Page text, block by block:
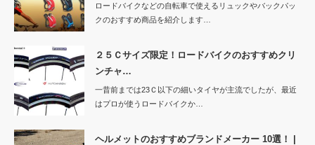
ロードバイクなどの自転車で使えるリュックやバックパッ
クのおすすめ商品を紹介します…
２５Ｃサイズ限定！ロードバイクのおすすめクリ
ンチャ…
一昔前までは23Ｃ以下の細いタイヤが主流でしたが、最近
はプロが使うロードバイクか…
ヘルメットのおすすめブランドメーカー 10選！ |